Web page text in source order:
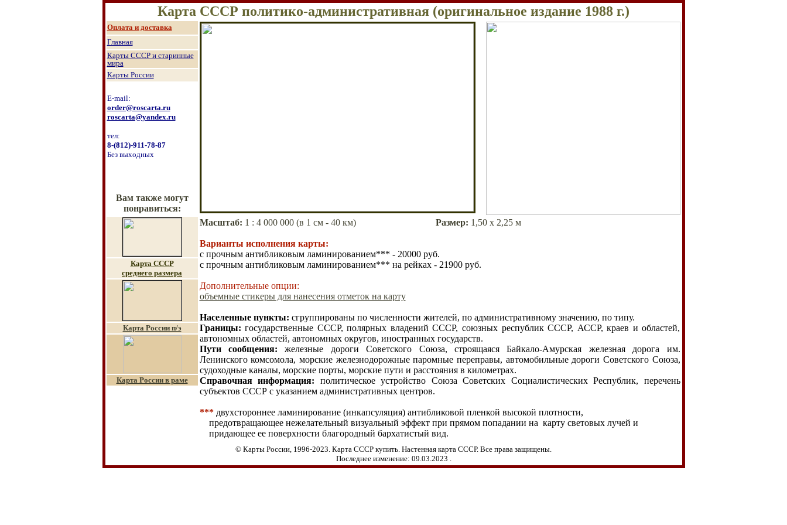
Карта СССР политико-административная (оригинальное издание 1988 г.)
Оплата и доставка
Главная
Карты СССР и старинные
мира
Карты России
E-mail:
order@roscarta.ru
roscarta@yandex.ru
тел:
8-(812)-911-78-87
Без выходных
Вам также могут
понравиться:
Масштаб: 1 : 4000 000(в 1 см - 40км) Размер: 1,50х 2,25 м
Варианты исполнения карты:
с прочным антибликовым ламинированием*** - 20000 руб.
с прочным антибликовым ламинированием*** на рейках - 21900 руб.
Дополнительные опции:
объемные стикеры для нанесения отметок на карту
Населенные пункты: сгруппированы по численности жителей, по административному значению, по типу.
Границы: государственные СССР, полярных владений СССР, союзных республик СССР, АССР, краев и областей,
автономных областей, автономных округов, иностранных государств.
Пути сообщения:
железные дороги Советского Союза, строящаяся Байкало-Амурская железная дорога им.
Ленинского комсомола, морские железнодорожные паромные переправы, автомобильные дороги Советского Союза,
судоходные каналы, морские порты, морские пути и расстояния в километрах.
Справочная информация: политическое устройство Союза Советских Социалистических Республик, перечень
субъектов СССР с указанием административных центров.
*** двухстороннее ламинирование (инкапсуляция) антибликовой пленкой высокой плотности,
предотвращающее нежелательный визуальный эффект при прямом попадании на карту световых лучей и
придающее ее поверхности благородный бархатистый вид.
Карта СССР
среднего размера
Карта России п/э
Карта России в раме
© Карты России, 1996-2023. Карта СССР купить. Настенная карта СССР. Все права защищены.
Последнее изменение: 09.03.2023 .